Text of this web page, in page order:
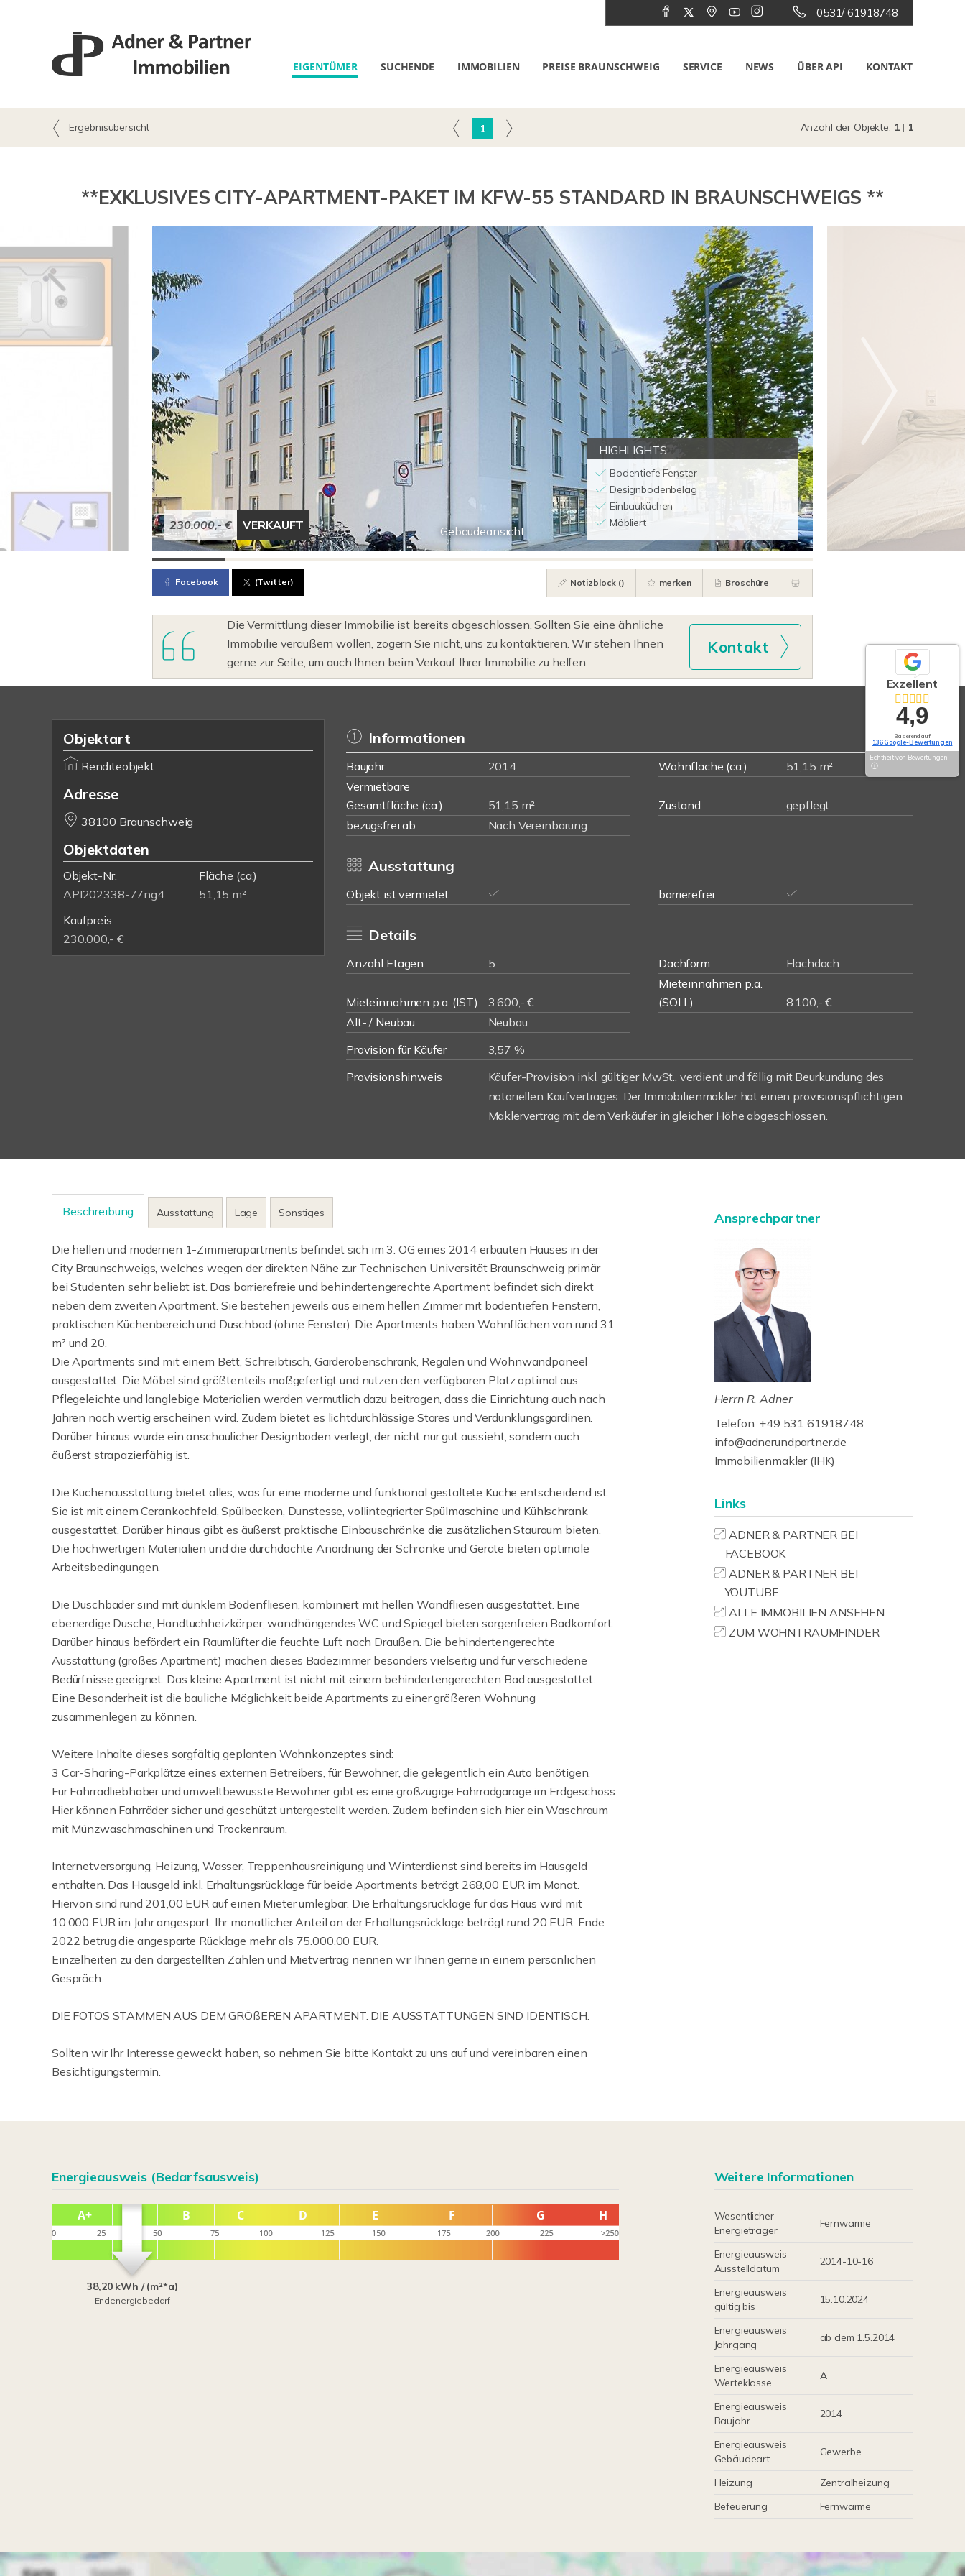
0531/ 61918748
EIGENTÜMER SUCHENDE IMMOBILIEN PREISE BRAUNSCHWEIG SERVICE NEWS ÜBER API KONTAKT
Ergebnisübersicht 1 Anzahl der Objekte: 1 | 1
**EXKLUSIVES CITY-APARTMENT-PAKET IM KFW-55 STANDARD IN BRAUNSCHWEIGS **
Gebäudeansicht
HIGHLIGHTS
Bodentiefe Fenster
Designbodenbelag
Einbauküchen
Möbliert
230.000,- € VERKAUFT
Facebook (Twitter) Notizblock () merken Broschüre
Die Vermittlung dieser Immobilie ist bereits abgeschlossen. Sollten Sie eine ähnliche
Immobilie veräußern wollen, zögern Sie nicht, uns zu kontaktieren. Wir stehen Ihnen
gerne zur Seite, um auch Ihnen beim Verkauf Ihrer Immobilie zu helfen.
Kontakt
Objektart
Renditeobjekt
Adresse
38100 Braunschweig
Objektdaten
Objekt-Nr.
API202338-77ng4
Fläche (ca.)
51,15 m²
Kaufpreis
230.000,- €
Informationen
Baujahr 2014 Wohnfläche (ca.)
51,15 m²
Vermietbare
Gesamtfläche (ca.)
51,15 m² Zustand
gepflegt
bezugsfrei ab
Nach Vereinbarung
Ausstattung
Objekt ist vermietet barrierefrei
Details
Anzahl Etagen 5 Dachform Flachdach
Mieteinnahmen p.a. (IST) 3.600,- €
Mieteinnahmen p.a.
(SOLL)
8.100,- €
Alt- / Neubau
Neubau
Provision für Käufer
3,57 %
Provisionshinweis
Käufer-Provision inkl. gültiger MwSt., verdient und fällig mit Beurkundung des
notariellen Kaufvertrages. Der Immobilienmakler hat einen provisionspflichtigen
Maklervertrag mit dem Verkäufer in gleicher Höhe abgeschlossen.
Beschreibung Ausstattung Lage Sonstiges
Die hellen und modernen 1-Zimmerapartments befindet sich im 3. OG eines 2014 erbauten Hauses in der
City Braunschweigs, welches wegen der direkten Nähe zur Technischen Universität Braunschweig primär
bei Studenten sehr beliebt ist. Das barrierefreie und behindertengerechte Apartment befindet sich direkt
neben dem zweiten Apartment. Sie bestehen jeweils aus einem hellen Zimmer mit bodentiefen Fenstern,
praktischen Küchenbereich und Duschbad (ohne Fenster). Die Apartments haben Wohnflächen von rund 31
m² und 20.
Die Apartments sind mit einem Bett, Schreibtisch, Garderobenschrank, Regalen und Wohnwandpaneel
ausgestattet. Die Möbel sind größtenteils maßgefertigt und nutzen den verfügbaren Platz optimal aus.
Pflegeleichte und langlebige Materialien werden vermutlich dazu beitragen, dass die Einrichtung auch nach
Jahren noch wertig erscheinen wird. Zudem bietet es lichtdurchlässige Stores und Verdunklungsgardinen.
Darüber hinaus wurde ein anschaulicher Designboden verlegt, der nicht nur gut aussieht, sondern auch
äußerst strapazierfähig ist.
Die Küchenausstattung bietet alles, was für eine moderne und funktional gestaltete Küche entscheidend ist.
Sie ist mit einem Cerankochfeld, Spülbecken, Dunstesse, vollintegrierter Spülmaschine und Kühlschrank
ausgestattet. Darüber hinaus gibt es äußerst praktische Einbauschränke die zusätzlichen Stauraum bieten.
Die hochwertigen Materialien und die durchdachte Anordnung der Schränke und Geräte bieten optimale
Arbeitsbedingungen.
Die Duschbäder sind mit dunklem Bodenfliesen, kombiniert mit hellen Wandfliesen ausgestattet. Eine
ebenerdige Dusche, Handtuchheizkörper, wandhängendes WC und Spiegel bieten sorgenfreien Badkomfort.
Darüber hinaus befördert ein Raumlüfter die feuchte Luft nach Draußen. Die behindertengerechte
Ausstattung (großes Apartment) machen dieses Badezimmer besonders vielseitig und für verschiedene
Bedürfnisse geeignet. Das kleine Apartment ist nicht mit einem behindertengerechten Bad ausgestattet.
Eine Besonderheit ist die bauliche Möglichkeit beide Apartments zu einer größeren Wohnung
zusammenlegen zu können.
Weitere Inhalte dieses sorgfältig geplanten Wohnkonzeptes sind:
3 Car-Sharing-Parkplätze eines externen Betreibers, für Bewohner, die gelegentlich ein Auto benötigen.
Für Fahrradliebhaber und umweltbewusste Bewohner gibt es eine großzügige Fahrradgarage im Erdgeschoss.
Hier können Fahrräder sicher und geschützt untergestellt werden. Zudem befinden sich hier ein Waschraum
mit Münzwaschmaschinen und Trockenraum.
Internetversorgung, Heizung, Wasser, Treppenhausreinigung und Winterdienst sind bereits im Hausgeld
enthalten. Das Hausgeld inkl. Erhaltungsrücklage für beide Apartments beträgt 268,00 EUR im Monat.
Hiervon sind rund 201,00 EUR auf einen Mieter umlegbar. Die Erhaltungsrücklage für das Haus wird mit
10.000 EUR im Jahr angespart. Ihr monatlicher Anteil an der Erhaltungsrücklage beträgt rund 20 EUR. Ende
2022 betrug die angesparte Rücklage mehr als 75.000,00 EUR.
Einzelheiten zu den dargestellten Zahlen und Mietvertrag nennen wir Ihnen gerne in einem persönlichen
Gespräch.
DIE FOTOS STAMMEN AUS DEM GRÖßEREN APARTMENT. DIE AUSSTATTUNGEN SIND IDENTISCH.
Sollten wir Ihr Interesse geweckt haben, so nehmen Sie bitte Kontakt zu uns auf und vereinbaren einen
Besichtigungstermin.
Ansprechpartner
Herrn R. Adner
Telefon: +49 531 61918748
info@adnerundpartner.de
Immobilienmakler (IHK)
Links
ADNER & PARTNER BEI
FACEBOOK
ADNER & PARTNER BEI
YOUTUBE
ALLE IMMOBILIEN ANSEHEN
ZUM WOHNTRAUMFINDER
Energieausweis (Bedarfsausweis)
38,20 kWh / (m²*a)
Endenergiebedarf
Weitere Informationen
Wesentlicher
Energieträger
Fernwärme
Energieausweis
Ausstelldatum
2014-10-16
Energieausweis
gültig bis
15.10.2024
Energieausweis
Jahrgang
ab dem 1.5.2014
Energieausweis
Werteklasse
A
Energieausweis
Baujahr
2014
Energieausweis
Gebäudeart
Gewerbe
Heizung
Zentralheizung
Befeuerung
Fernwärme
Exzellent
4,9
Basierend auf
136 Google-Bewertungen
Echtheit von Bewertungen